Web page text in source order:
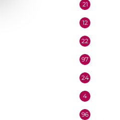
21
12
22
97
24
4
96